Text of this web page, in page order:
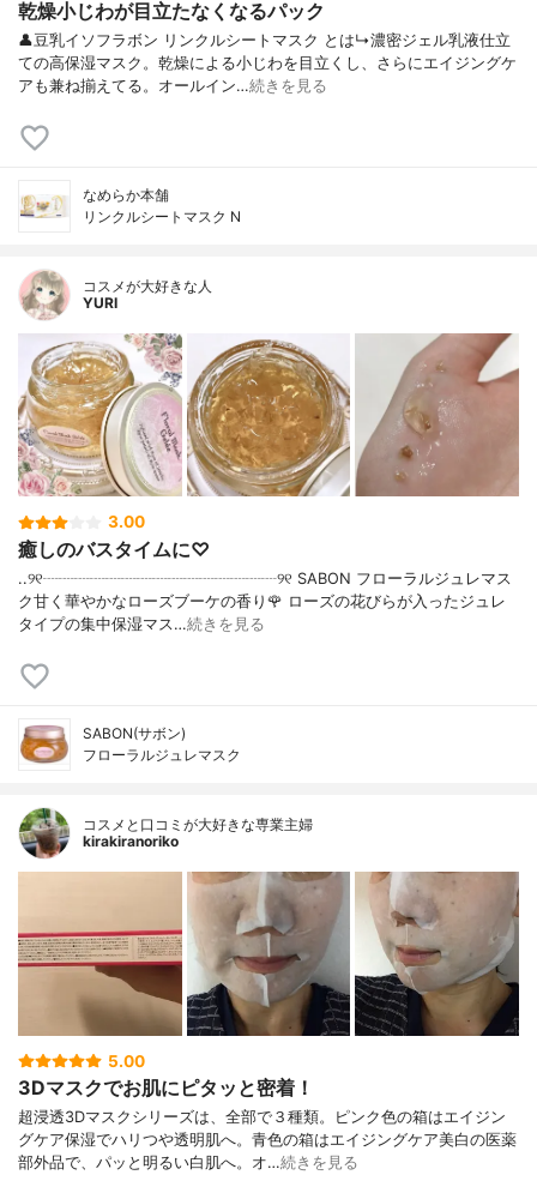
乾燥小じわが目立たなくなるパック
👤豆乳イソフラボン リンクルシートマスク とは↳濃密ジェル乳液仕立
ての高保湿マスク。乾燥による小じわを目立くし、さらにエイジングケ
アも兼ね揃えてる。オールイン…続きを見る
なめらか本舗
リンクルシートマスク N
コスメが大好きな人
YURI
3.00
癒しのバスタイムに♡
..୨୧┈┈┈┈┈┈┈┈┈┈┈┈┈┈┈୨୧ SABON フローラルジュレマス
ク甘く華やかなローズブーケの香り🌹 ローズの花びらが入ったジュレ
タイプの集中保湿マス…続きを見る
SABON(サボン)
フローラルジュレマスク
コスメと口コミが大好きな専業主婦
kirakiranoriko
5.00
3Dマスクでお肌にピタッと密着！
超浸透3Dマスクシリーズは、全部で３種類。ピンク色の箱はエイジン
グケア保湿でハリつや透明肌へ。青色の箱はエイジングケア美白の医薬
部外品で、パッと明るい白肌へ。オ…続きを見る